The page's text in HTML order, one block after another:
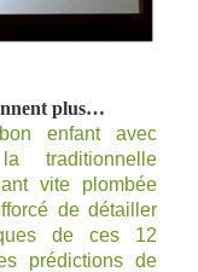
plus…
enfant avec
traditionnelle
vite plombée
de détailler
de ces 12
prédictions de